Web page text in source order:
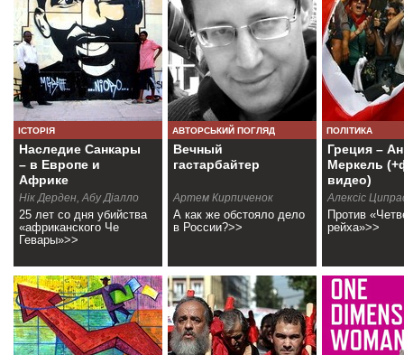
ІСТОРІЯ
Наследие Санкары
– в Европе и
Африке
Нік Дерден, Абу Діалло
25 лет со дня убийства
«африканского Че
Гевары»>>
АВТОРСЬКИЙ ПОГЛЯД
Вечный
гастарбайтер
Артем Кирпиченок
А как же обстояло дело
в России?>>
ПОЛІТИКА
Греция –
Меркель
видео)
Алексіс
Против
рейха»>>